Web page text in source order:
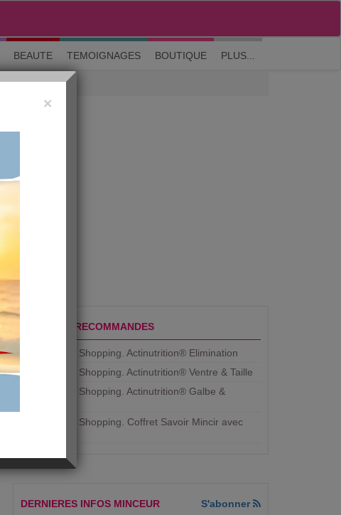
M'inscrire| Me connecter| ? Visite guidée
BEAUTE TEMOIGNAGES BOUTIQUE PLUS...
PRODUITS RECOMMANDES
Aujourdhui Shopping. Actinutrition® Elimination
Aujourdhui Shopping. Actinutrition® Ventre & Taille
Aujourdhui Shopping. Actinutrition® Galbe &
Aujourdhui Shopping. ​Coffret Savoir Mincir avec
DERNIERES INFOS MINCEUR S'abonner
×